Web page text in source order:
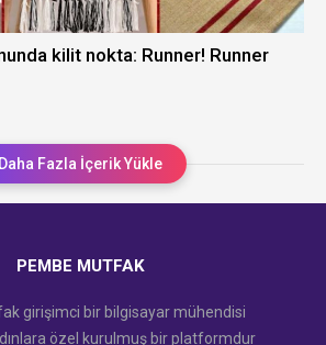
kilit nokta: Runner! Runner
Daha Fazla İçerik Yükle
PEMBE MUTFAK
girişimci bir bilgisayar mühendisi
özel kurulmuş bir platformdur